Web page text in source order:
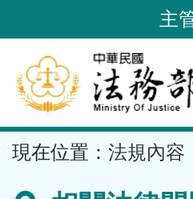
到
要
內
容
區
主
現在位置： 法規內容